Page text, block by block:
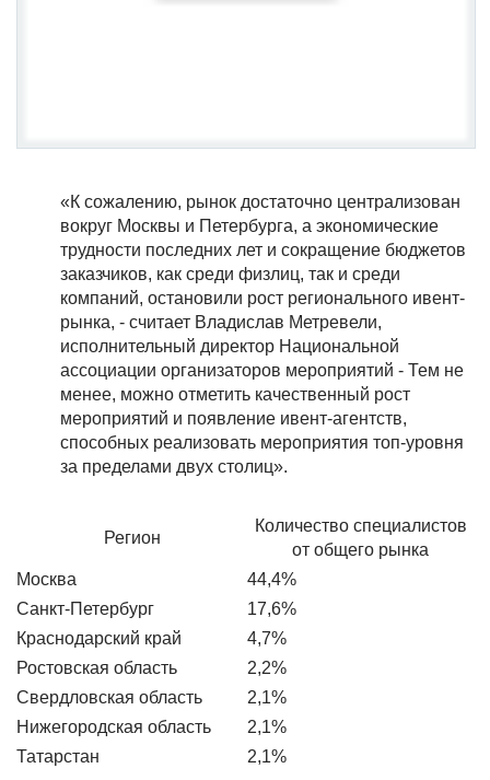
«К сожалению, рынок достаточно централизован
вокруг Москвы и Петербурга, а экономические
трудности последних лет и сокращение бюджетов
заказчиков, как среди физлиц, так и среди
компаний, остановили рост регионального ивент-
рынка, - считает Владислав Метревели,
исполнительный директор Национальной
ассоциации организаторов мероприятий - Тем не
менее, можно отметить качественный рост
мероприятий и появление ивент-агентств,
способных реализовать мероприятия топ-уровня
за пределами двух столиц».
Регион
Количество специалистов
от общего рынка
Москва
44,4%
Санкт-Петербург
17,6%
Краснодарский край
4,7%
Ростовская область
2,2%
Свердловская область
2,1%
Нижегородская область
2,1%
Татарстан
2,1%